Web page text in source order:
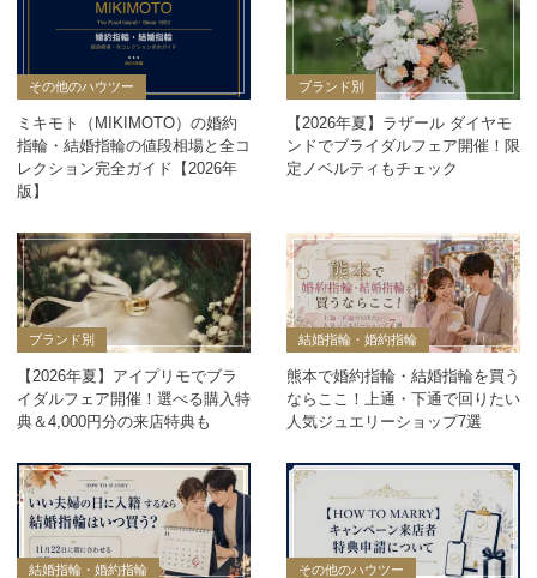
その他のハウツー
ミキモト（MIKIMOTO）の婚約
指輪・結婚指輪の値段相場と全コ
レクション完全ガイド【2026年
版】
ブランド別
【2026年夏】ラザール ダイヤモ
ンドでブライダルフェア開催！限
定ノベルティもチェック
ブランド別
【2026年夏】アイプリモでブラ
イダルフェア開催！選べる購入特
典＆4,000円分の来店特典も
結婚指輪・婚約指輪
熊本で婚約指輪・結婚指輪を買う
ならここ！上通・下通で回りたい
人気ジュエリーショップ7選
結婚指輪・婚約指輪 その他のハウツー